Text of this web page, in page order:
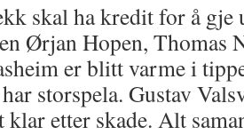
skal ha kredit for å gje
Ørjan Hopen, Thomas
er blitt varme i
storspela. Gustav
klar etter skade. Alt